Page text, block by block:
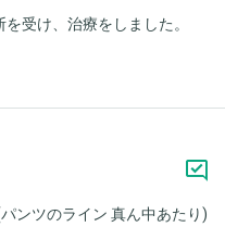
受け、治療をしました。